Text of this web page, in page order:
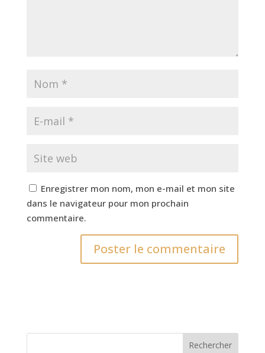
Enregistrer mon nom, mon e-mail et mon site
dans le navigateur pour mon prochain
commentaire.